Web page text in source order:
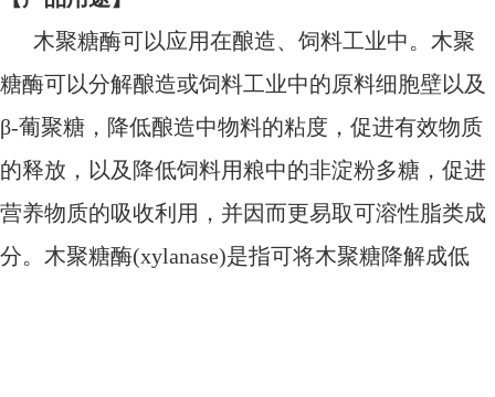
木聚糖酶可以应用在酿造、饲料工业中。木聚
糖酶可以分解酿造或饲料工业中的原料细胞壁以及
β-葡聚糖，降低酿造中物料的粘度，促进有效物质
的释放，以及降低饲料用粮中的非淀粉多糖，促进
营养物质的吸收利用，并因而更易取可溶性脂类成
分。木聚糖酶(xylanase)是指可将木聚糖降解成低